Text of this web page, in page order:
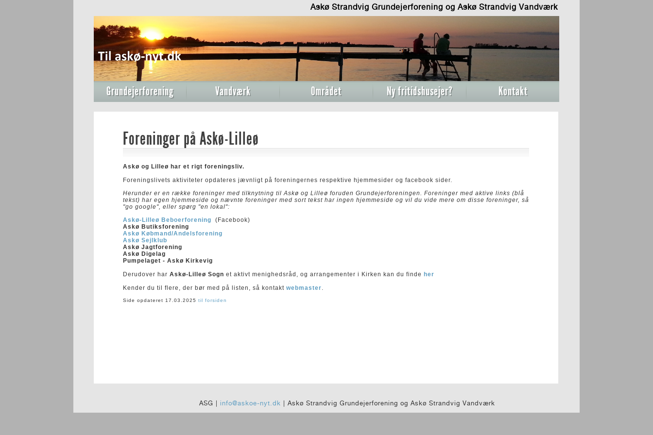
Askø Strandvig Grundejerforening og Askø Strandvig Vandværk
Grundejerforening Vandværk Området Ny fritidshusejer? Kontakt
Foreninger på Askø-Lilleø
Askø og Lilleø har et rigt foreningsliv.
Foreningslivets aktiviteter opdateres jævnligt på foreningernes respektive hjemmesider og facebook sider.
Herunder er en række foreninger med tilknytning til Askø og Lilleø foruden Grundejerforeningen. Foreninger med aktive links (blå
tekst) har egen hjemmeside og nævnte foreninger med sort tekst har ingen hjemmeside og vil du vide mere om disse foreninger, så
"go google", eller spørg "en lokal":
Askø-Lilleø Beboerforening (Facebook)
Askø Butiksforening
Askø Købmand/Andelsforening
Askø Sejlklub
Askø Jagtforening
Askø Digelag
Pumpelaget - Askø Kirkevig
Derudover har Askø-Lilleø Sogn et aktivt menighedsråd, og arrangementer i Kirken kan du finde her
Kender du til flere, der bør med på listen, så kontakt webmaster
Side opdateret 17.03.2025 til forsiden
ASG | info@askoe-nyt.dk | Askø Strandvig Grundejerforening og Askø Strandvig Vandværk